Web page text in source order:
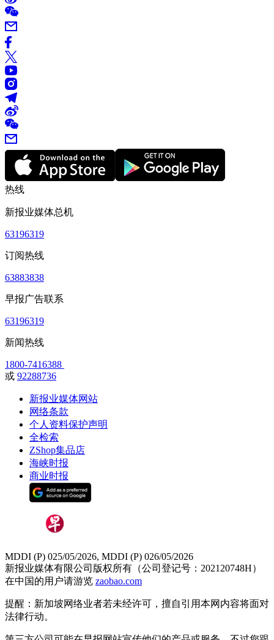
热线
新报业媒体总机
63196319
订阅热线
63883838
早报广告联系
63196319
新闻热线
1800-7416388
或 92288736
新报业媒体网站
网络条款
个人资料保护声明
全检索
ZShop集品店
海峡时报
商业时报
MDDI (P) 025/05/2026, MDDI (P) 026/05/2026
新报业媒体有限公司版权所有（公司登记号：202120748H）
在中国的用户请游览 zaobao.com
提醒：新加坡网络业者若未经许可，擅自引用本网内容将面对
法律行动。